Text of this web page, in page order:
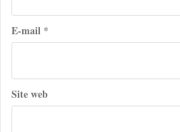
E-mail *
Site web